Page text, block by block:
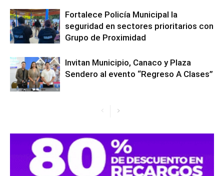
Fortalece Policía Municipal la
seguridad en sectores prioritarios con
Grupo de Proximidad
Invitan Municipio, Canaco y Plaza
Sendero al evento “Regreso A Clases”